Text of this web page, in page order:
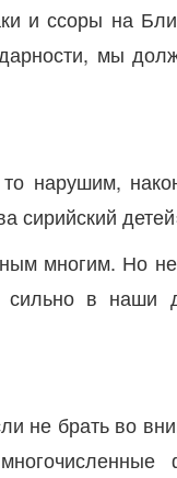
и ссоры на
мы
нарушим,
сирийский
многим. Но
в наши
не брать во